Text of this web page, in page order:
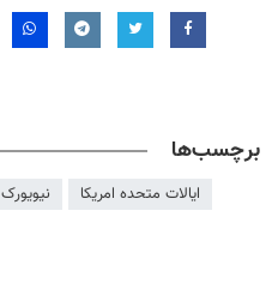
برچسب‌ها
ایالات متحده امریکا نیویورک